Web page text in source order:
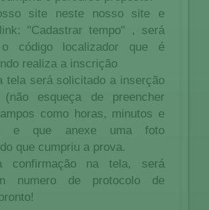
site neste nosso site e
"Cadastrar tempo" , será
o código localizador que é
realiza a inscrição
tela será solicitado a inserção
esqueça de preencher
como horas, minutos e
e que anexe uma foto
que cumpriu a prova.
confirmação na tela, será
numero de protocolo de